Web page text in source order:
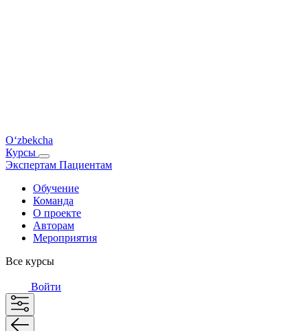
O‘zbekcha
Курсы
Экспертам Пациентам
Обучение
Команда
О проекте
Авторам
Мероприятия
Все курсы
Войти